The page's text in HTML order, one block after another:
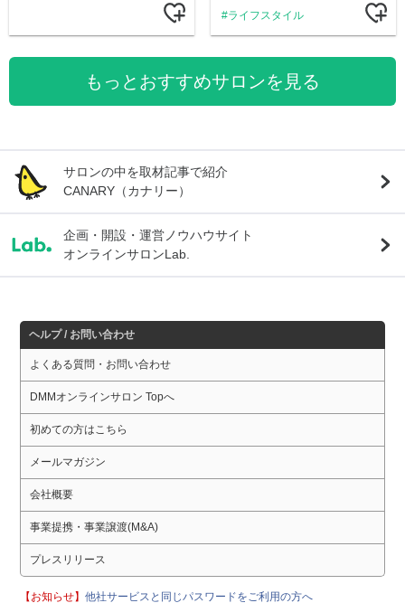
ライフスタイル
もっとおすすめサロンを見る
サロンの中を取材記事で紹介
CANARY（カナリー）
企画・開設・運営ノウハウサイト
オンラインサロンLab.
ヘルプ / お問い合わせ
よくある質問・お問い合わせ
DMMオンラインサロン Topへ
初めての方はこちら
メールマガジン
会社概要
事業提携・事業譲渡(M&A)
プレスリリース
【お知らせ】他社サービスと同じパスワードをご利用の方へ